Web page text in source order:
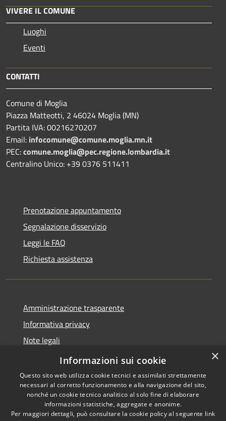
VIVERE IL COMUNE
Luoghi
Eventi
CONTATTI
Comune di Moglia
Piazza Matteotti, 2 46024 Moglia (MN)
Partita IVA: 00216270207
Email: infocomune@comune.moglia.mn.it
PEC:comune.moglia@pec.regione.lombardia.it
Centralino Unico: +39 0376 511411
Prenotazione appuntamento
Segnalazione disservizio
Leggi le FAQ
Richiesta assistenza
Amministrazione trasparente
Informativa privacy
Note legali
Dichiarazione di accessibilità
Copyright © 2026 • Comune di
×
Informazioni sui cookie
Questo sito web utilizza cookie tecnici e assimilati strettamente
necessari al corretto funzionamento e alla navigazione del sito,
nonché un cookie tecnico analitico al solo fine di elaborare
informazioni statistiche, aggregate e anonime.
Per maggiori dettagli, può consultare la cookie policy al seguente link